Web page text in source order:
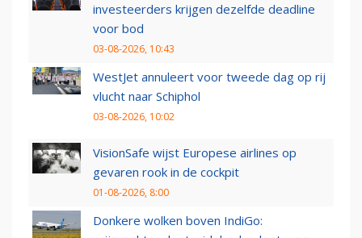
investeerders krijgen dezelfde deadline
voor bod
03-08-2026, 10:43
WestJet annuleert voor tweede dag op rij
vlucht naar Schiphol
03-08-2026, 10:02
VisionSafe wijst Europese airlines op
gevaren rook in de cockpit
01-08-2026, 8:00
Donkere wolken boven IndiGo: